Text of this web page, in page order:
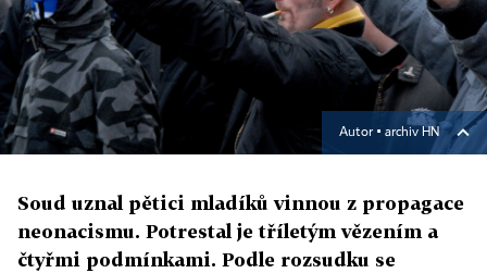
Autor ▪ archiv HN
Soud uznal pětici mladíků vinnou z propagace
neonacismu. Potrestal je tříletým vězením a
čtyřmi podmínkami. Podle rozsudku se